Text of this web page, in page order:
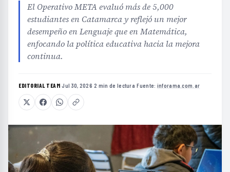
El Operativo META evaluó más de 5,000
estudiantes en Catamarca y reflejó un mejor
desempeño en Lenguaje que en Matemática,
enfocando la política educativa hacia la mejora
continua.
EDITORIAL TEAM·Jul 30, 2026·2 min de lectura·Fuente: inforama.com.ar